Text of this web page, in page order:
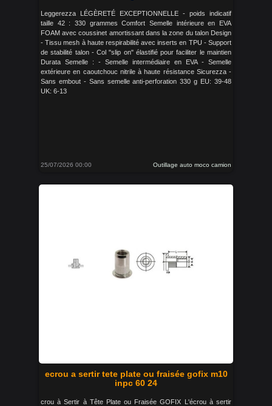
Leggerezza LÉGÈRETÉ EXCEPTIONNELLE - poids indicatif
taille 42 : 330 grammes Comfort Semelle intérieure en EVA
FOAM avec coussinet amortissant dans la zone du talon Design
- Tissu mesh à haute respirabilité avec inserts en TPU - Support
de stabilité talon - Col "slip on" élastifié pour faciliter le maintien
Durata Semelle : - Semelle intermédiaire en EVA - Semelle
extérieure en caoutchouc nitrile à haute résistance Sicurezza -
Sans embout - Sans semelle anti-perforation 330 g EU: 39-48
UK: 6-13
25/07/2026 00:00 Outillage auto moco camion
ecrou a sertir tete plate ou fraisée gofix m10
inpc 60 24
crou à Sertir à Tête Plate ou Fraisée GOFIX L'écrou à sertir